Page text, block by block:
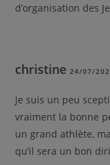
d’organisation des
christine24/07/
Je suis un peu
vraiment la bonne
un grand athlète,
qu’il sera un bon